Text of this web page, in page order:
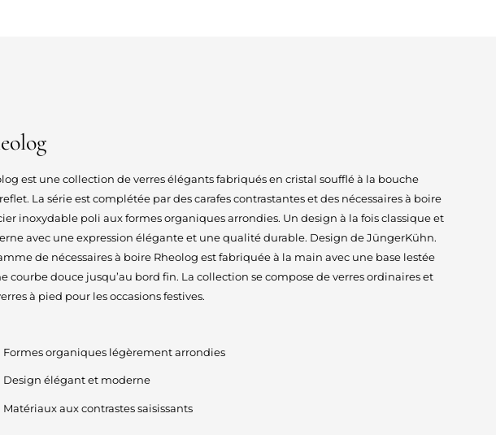
est une collection de verres élégants fabriqués en cristal soufflé à la bouche
La série est complétée par des carafes contrastantes et des nécessaires à boire
inoxydable poli aux formes organiques arrondies. Un design à la fois classique et
avec une expression élégante et une qualité durable. Design de JüngerKühn.
de nécessaires à boire Rheolog est fabriquée à la main avec une base lestée
courbe douce jusqu’au bord fin. La collection se compose de verres ordinaires et
à pied pour les occasions festives.
Formes organiques légèrement arrondies
Design élégant et moderne
Matériaux aux contrastes saisissants